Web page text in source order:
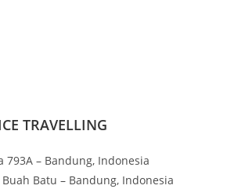
TRAVELLING
793A – Bandung, Indonesia
Batu – Bandung, Indonesia